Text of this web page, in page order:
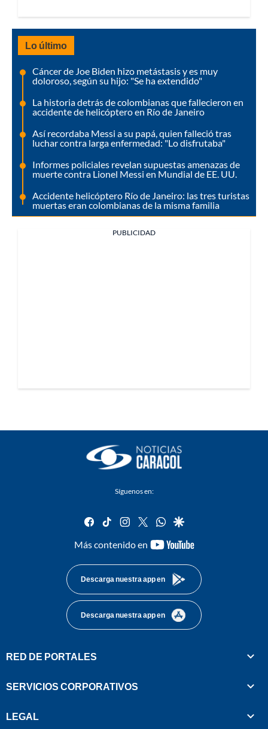
Lo último
Cáncer de Joe Biden hizo metástasis y es muy
doloroso, según su hijo: "Se ha extendido"
La historia detrás de colombianas que fallecieron en
accidente de helicóptero en Río de Janeiro
Así recordaba Messi a su papá, quien falleció tras
luchar contra larga enfermedad: "Lo disfrutaba"
Informes policiales revelan supuestas amenazas de
muerte contra Lionel Messi en Mundial de EE. UU.
Accidente helicóptero Río de Janeiro: las tres turistas
muertas eran colombianas de la misma familia
PUBLICIDAD
Síguenos en:
facebook
tiktok instagram
twitterwhatsapp
google
Más contenido en
youtube-
Descarga nuestra app en
Descarga nuestra app en
RED DE PORTALES
SERVICIOS CORPORATIVOS
LEGAL